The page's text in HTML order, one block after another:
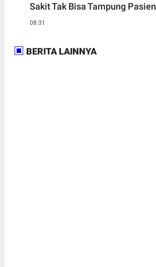
Sakit Tak Bisa Tampung Pasien
08:31
BERITA LAINNYA